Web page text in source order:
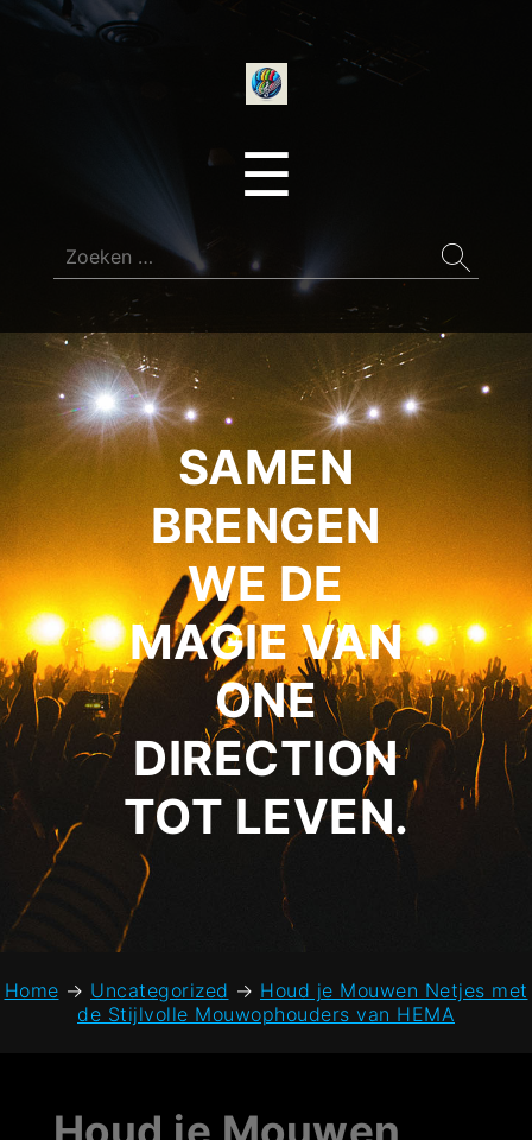
☰
Zoeken
naar:
SAMEN
BRENGEN
WE DE
MAGIE VAN
ONE
DIRECTION
TOT LEVEN.
Home → Uncategorized → Houd je Mouwen Netjes met
de Stijlvolle Mouwophouders van HEMA